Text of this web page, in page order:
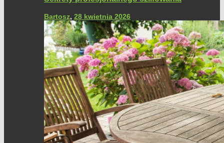
Bartosz, 28 kwietnia 2026